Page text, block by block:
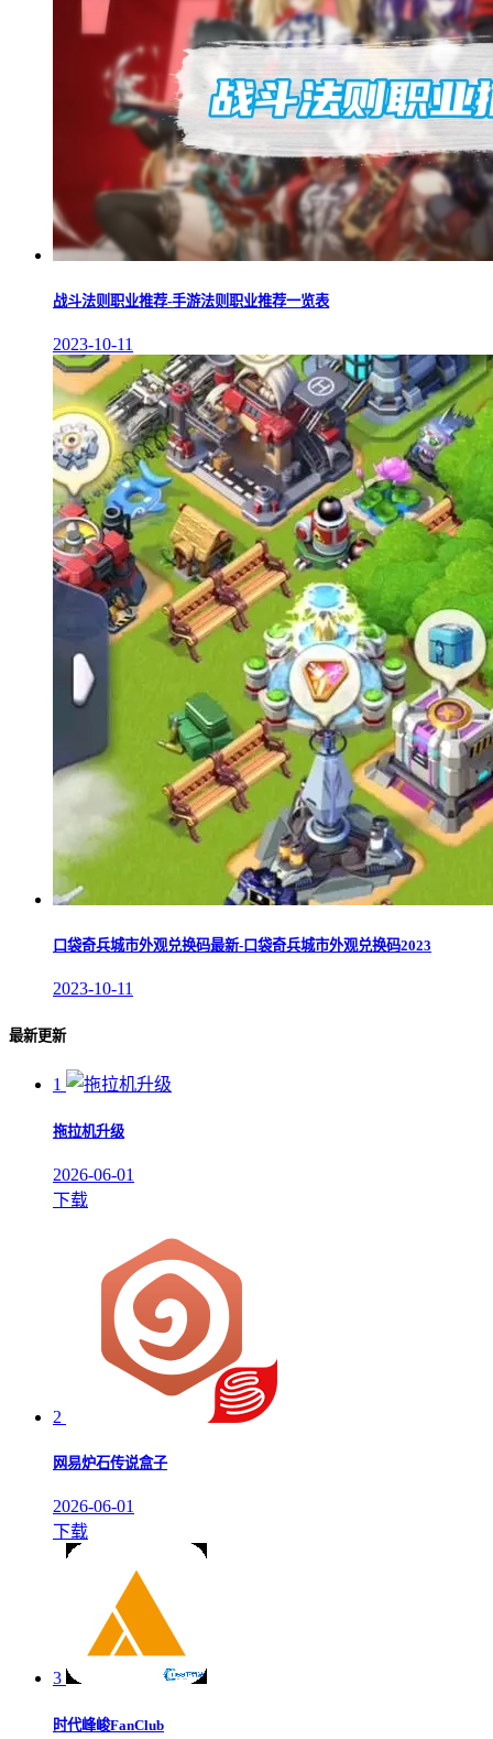
战斗法则职业推荐-手游法则职业推荐一览表
2023-10-11
口袋奇兵城市外观兑换码最新-口袋奇兵城市外观兑换码2023
2023-10-11
最新更新
1
拖拉机升级
2026-06-01
下载
2
网易炉石传说盒子
2026-06-01
下载
3
时代峰峻FanClub